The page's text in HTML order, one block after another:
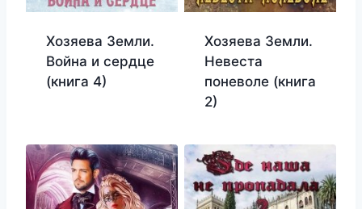
Хозяева Земли.
Война и сердце
(книга 4)
Хозяева Земли.
Невеста
поневоле (книга
2)